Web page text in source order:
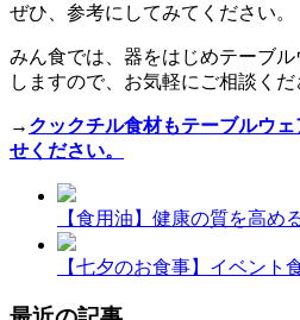
ぜひ、参考にしてみてください。
みん食では、器をはじめテーブ
しますので、お気軽にご相談くだ
→ クックチル食材もテーブルウ
せください。
【食用油】健康の質を高め
【七夕のお食事】イベント